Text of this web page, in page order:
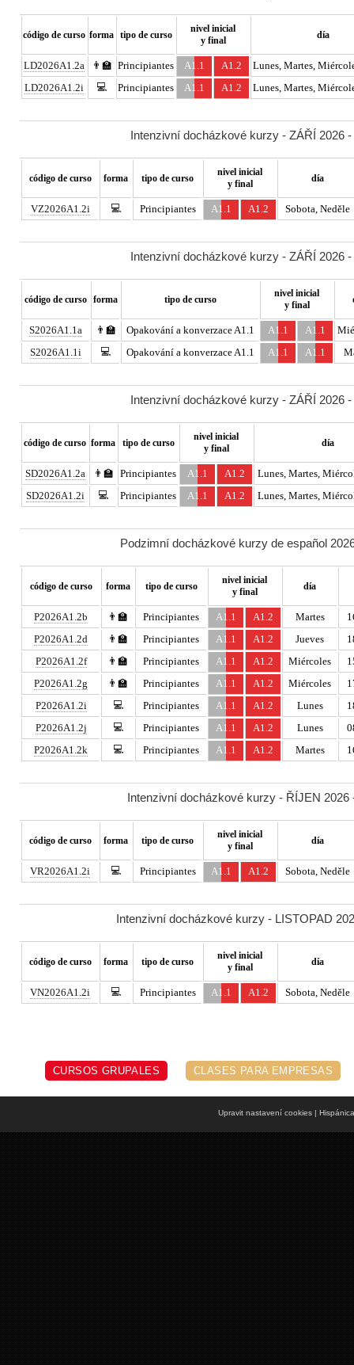
código de curso forma tipo de curso
nivel inicial
y final
día
LD2026A1.2a 👨‍🏫 Principiantes A1.1 A1.2
Lunes, Martes,
LD2026A1.2i
💻 Principiantes A1.1 A1.2 Lunes, Martes,
Intenzivní docházkové kurzy - ZÁŘÍ 2026
código de curso forma tipo de curso
nivel inicial
y final
día
VZ2026A1.2i 💻 Principiantes A1.1 A1.2 Sobota, Neděle
Intenzivní docházkové kurzy - ZÁŘÍ 2026
código de curso forma tipo de curso
nivel inicial
y final
S2026A1.1a 👨‍🏫 Opakování a konverzace A1.1 A1.1 A1.1
S2026A1.1i
💻 Opakování a konverzace A1.1 A1.1 A1.1
Intenzivní docházkové kurzy - ZÁŘÍ 2026
código de curso forma tipo de curso
nivel inicial
y final
día
SD2026A1.2a 👨‍🏫 Principiantes A1.1 A1.2
Lunes, Martes,
SD2026A1.2i
💻 Principiantes A1.1 A1.2 Lunes, Martes,
Podzimní docházkové kurzy de español
código de curso forma tipo de curso
nivel inicial
y final
día
P2026A1.2b 👨‍🏫 Principiantes A1.1 A1.2 Martes
P2026A1.2d
👨‍🏫 Principiantes A1.1 A1.2 Jueves
P2026A1.2f
👨‍🏫 Principiantes A1.1 A1.2 Miércoles
P2026A1.2g
👨‍🏫 Principiantes A1.1 A1.2 Miércoles
P2026A1.2i
💻 Principiantes A1.1 A1.2 Lunes
P2026A1.2j
💻 Principiantes A1.1 A1.2 Lunes
P2026A1.2k
💻 Principiantes A1.1 A1.2 Martes
Intenzivní docházkové kurzy - ŘÍJEN
código de curso forma tipo de curso
nivel inicial
y final
día
VR2026A1.2i 💻 Principiantes A1.1 A1.2 Sobota, Neděle
Intenzivní docházkové kurzy - LISTOPAD
código de curso forma tipo de curso
nivel inicial
y final
día
VN2026A1.2i 💻 Principiantes A1.1 A1.2 Sobota, Neděle
CURSOS GRUPALES CLASES PARA EMPRESAS
Upravit nastavení cookies|